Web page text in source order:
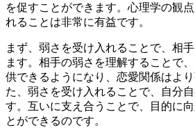
を促すことができます。心理学の観
れることは非常に有益です。
まず、弱さを受け入れることで、相
ます。相手の弱さを理解することで
供できるようになり、恋愛関係はよ
た、弱さを受け入れることで、自分
す。互いに支え合うことで、目的に
とができるのです。